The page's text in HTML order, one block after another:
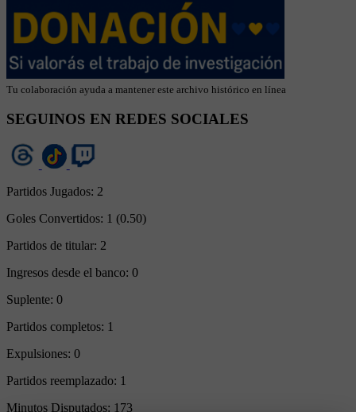
Tu colaboración ayuda a mantener este archivo histórico en línea
SEGUINOS EN REDES SOCIALES
Partidos Jugados: 2
Goles Convertidos: 1 (0.50)
Partidos de titular: 2
Ingresos desde el banco: 0
Suplente: 0
Partidos completos: 1
Expulsiones: 0
Partidos reemplazado: 1
Minutos Disputados: 173